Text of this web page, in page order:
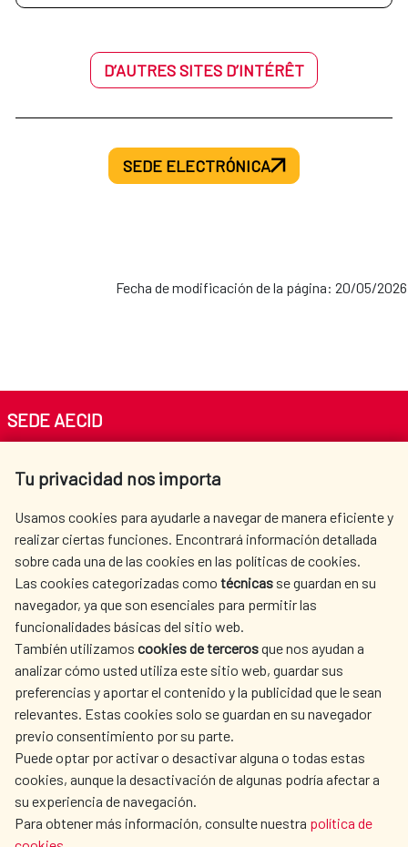
D’AUTRES SITES D’INTÉRÊT
SEDE ELECTRÓNICA
Fecha de modificación de la página: 20/05/2026
Tu privacidad nos importa
Usamos cookies para ayudarle a navegar de manera eficiente y
realizar ciertas funciones. Encontrará información detallada
sobre cada una de las cookies en las políticas de cookies.
Las cookies categorizadas como técnicas se guardan en su
navegador, ya que son esenciales para permitir las
funcionalidades básicas del sitio web.
También utilizamos cookies de tercerosque nos ayudan a
analizar cómo usted utiliza este sitio web, guardar sus
preferencias y aportar el contenido y la publicidad que le sean
relevantes. Estas cookies solo se guardan en su navegador
previo consentimiento por su parte.
Puede optar por activar o desactivar alguna o todas estas
cookies, aunque la desactivación de algunas podría afectar a
su experiencia de navegación.
Para obtener más información, consulte nuestra política de
SEDE AECID
Tel. +34 900 20 30 54​​​​​​​
AECID
OÙ NOUS COOPÉRONS
L'ACTION HUMANITAIRE
ESPAGNOLE
SALLE DE PRESSE
CULTURE ET SCIENCE BIBLIOTHÈQUE
NOS RÉSEAUX SOCIAUX